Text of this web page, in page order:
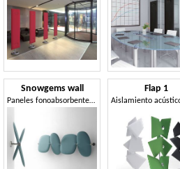
Snowgems wall
Paneles fonoabsorbentes de pared, en forma de gemas
Flap 1